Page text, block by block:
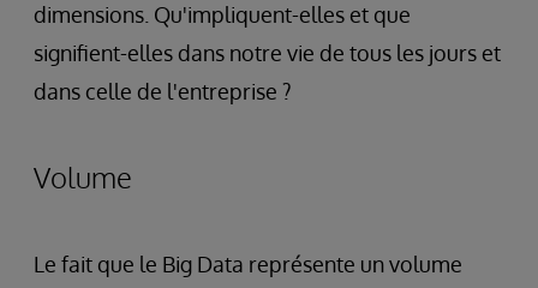
dimensions. Qu'impliquent-elles et que
signifient-elles dans notre vie de tous les jours et
dans celle de l'entreprise ?
Volume
Le fait que le Big Data représente un volume